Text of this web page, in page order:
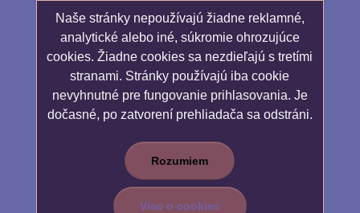
Naše stránky nepoužívajú žiadne reklamné,
analytické alebo iné, súkromie ohrozujúce
cookies. Žiadne cookies sa nezdieľajú s tretími
stranami. Stránky používajú iba cookie
nevyhnutné pre fungovanie prihlasovania. Je
dočasné, po zatvorení prehliadača sa odstráni.
Rozumiem
Viac o cookies